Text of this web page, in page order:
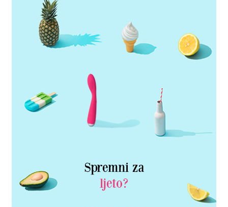
Spremni za
ljeto?